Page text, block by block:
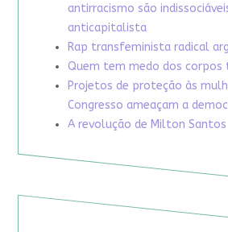
antirracismo são
anticapitalista
Rap transfeminista radical
Quem tem medo dos corpos
Projetos de proteção às
Congresso ameaçam a
A revolução de Milton Santos